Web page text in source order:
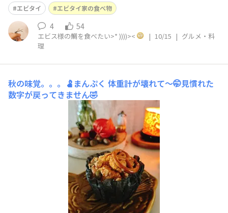
エビタイ エビタイ家の食べ物
4 54
エビス様の鯛を食べたい>* ))))>< | 10/15 | グルメ・料
理
秋の味覚。。。🫃まんぷく 体重計が壊れて〜🤭見慣れた
数字が戻ってきません🤣